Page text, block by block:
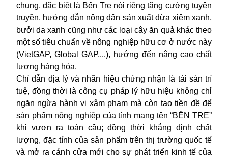
chung, đặc biệt là Bến Tre nói riêng tăng cường tuyên
truyền, hướng dẫn nông dân sản xuất dừa xiêm xanh,
bưởi da xanh cũng như các loại cây ăn quả khác theo
một số tiêu chuẩn về nông nghiệp hữu cơ ở nước này
(VietGAP, Global GAP,...), hướng đến nâng cao chất
lượng hàng hóa.
Chỉ dẫn địa lý và nhãn hiệu chứng nhận là tài sản trí
tuệ, đồng thời là công cụ pháp lý hữu hiệu không chỉ
ngăn ngừa hành vi xâm phạm mà còn tạo tiền đề để
sản phẩm nông nghiệp của tỉnh mang tên “BẾN TRE”
khi vươn ra toàn cầu; đồng thời khẳng định chất
lượng, đặc tính của sản phẩm trên thị trường quốc tế
và mở ra cánh cửa mới cho sự phát triển kinh tế của